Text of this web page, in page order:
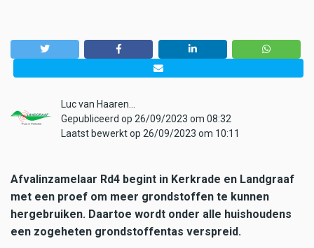
Luc van Haaren…
Gepubliceerd op 26/09/2023 om 08:32
Laatst bewerkt op 26/09/2023 om 10:11
Afvalinzamelaar Rd4 begint in Kerkrade en Landgraaf
met een proef om meer grondstoffen te kunnen
hergebruiken. Daartoe wordt onder alle huishoudens
een zogeheten grondstoffentas verspreid.